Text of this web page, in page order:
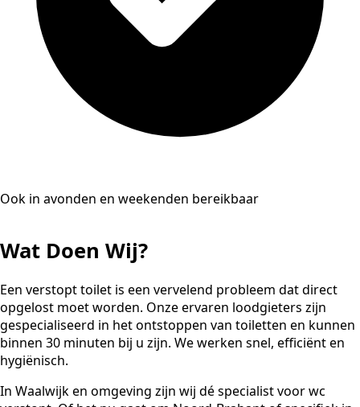
Ook in avonden en weekenden bereikbaar
Wat Doen Wij?
Een verstopt toilet is een vervelend probleem dat direct
opgelost moet worden. Onze ervaren loodgieters zijn
gespecialiseerd in het ontstoppen van toiletten en kunnen
binnen 30 minuten bij u zijn. We werken snel, efficiënt en
hygiënisch.
In Waalwijk en omgeving zijn wij dé specialist voor wc